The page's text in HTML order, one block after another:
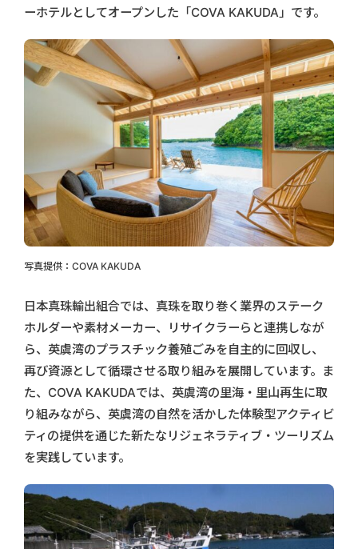
ーホテルとしてオープンした「COVA KAKUDA」です。
写真提供：COVA KAKUDA
日本真珠輸出組合では、真珠を取り巻く業界のステーク
ホルダーや素材メーカー、リサイクラーらと連携しなが
ら、英虞湾のプラスチック養殖ごみを自主的に回収し、
再び資源として循環させる取り組みを展開しています。ま
た、COVA KAKUDAでは、英虞湾の里海・里山再生に取
り組みながら、英虞湾の自然を活かした体験型アクティビ
ティの提供を通じた新たなリジェネラティブ・ツーリズム
を実践しています。